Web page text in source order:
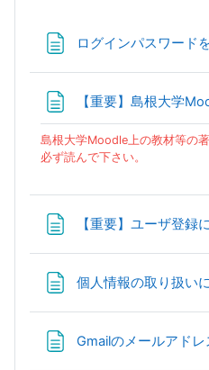
ログインパスワード
【重要】島根大学
島根大学Moodle上の教材等の
必ず読んで下さい。
【重要】ユーザ登録
個人情報の取り扱い
Gmailのメールアド